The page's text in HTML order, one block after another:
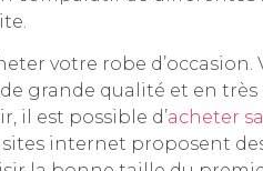
votre robe
grande qualité et en
il est possible d’acheter
internet proposent